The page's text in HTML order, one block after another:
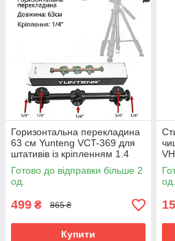
Горизонтальна перекладина
63 см Yunteng VCT-369 для
штативів із кріпленням 1.4
для смартфонів
фотоапаратів стійка
журавель
Готово до відправки більше 2
од.
499 ₴ 865 ₴
Купити
од.